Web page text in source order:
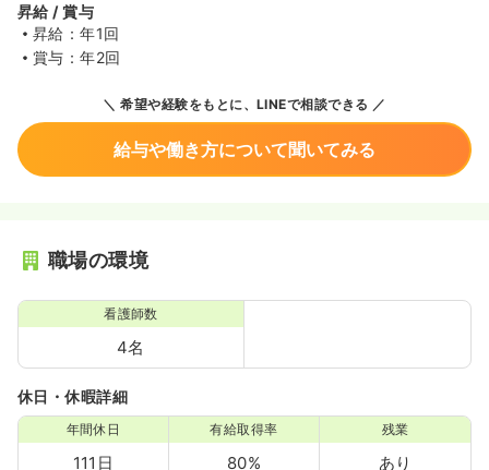
昇給 / 賞与
昇給：年1回
賞与：年2回
希望や経験をもとに、LINEで相談できる
給与や働き方について聞いてみる
職場の環境
看護師数
4名
休日・休暇詳細
年間休日
111日
有給取得率
80%
残業
あり